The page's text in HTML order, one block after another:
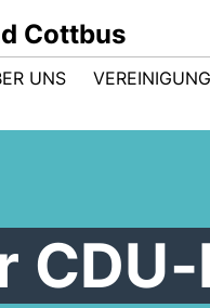
Cottbus
UNS